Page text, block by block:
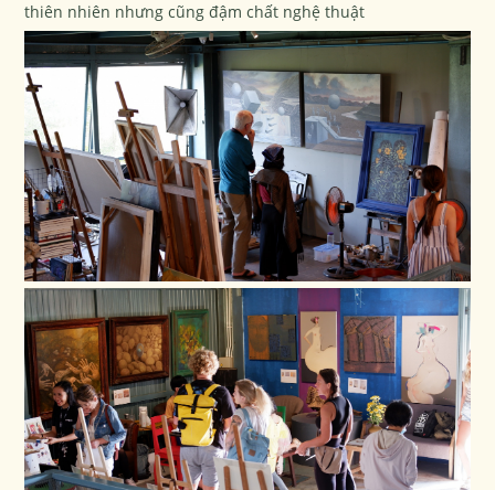
thiên nhiên nhưng cũng đậm chất nghệ thuật